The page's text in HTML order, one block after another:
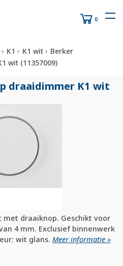
0
K1 K1 wit
Berker
wit (11357009)
draaidimmer K1 wit
draaiknop. Geschikt voor
4 mm. Exclusief binnenwerk
wit glans. Meer informatie »